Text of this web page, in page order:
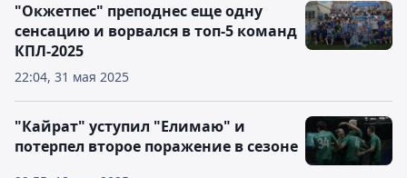
22:04, 31 мая 2025
"Окжетпес" преподнес еще одну
сенсацию и ворвался в топ-5 команд
КПЛ-2025
"Кайрат" уступил "Елимаю" и
потерпел второе поражение в сезоне